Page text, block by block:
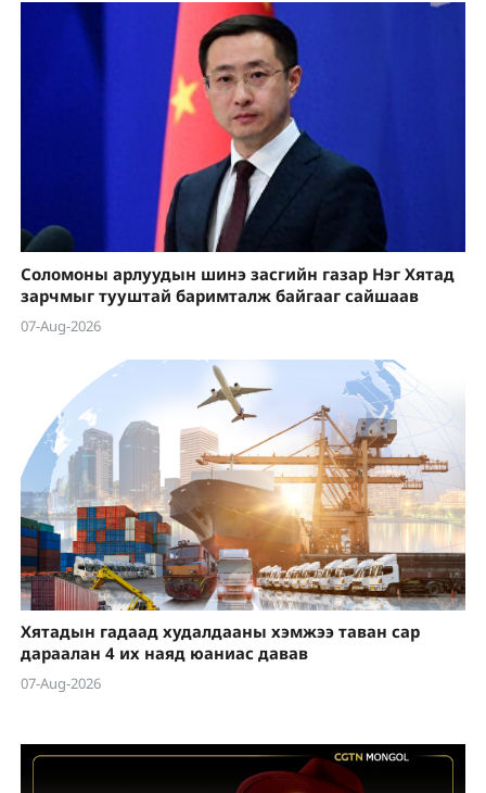
Соломоны арлуудын шинэ засгийн газар Нэг Хятад
зарчмыг тууштай баримталж байгааг сайшаав
07-Aug-2026
Хятадын гадаад худалдааны хэмжээ таван сар
дараалан 4 их наяд юаниас давав
07-Aug-2026